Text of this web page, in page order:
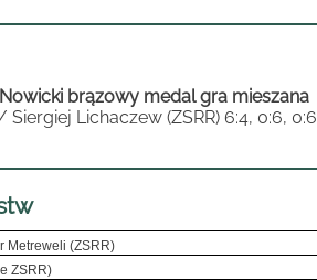
brązowy medal gra mieszana
Siergiej Lichaczew (ZSRR) 6:4, 0:6, 0:6
Metreweli (ZSRR)
ZSRR)